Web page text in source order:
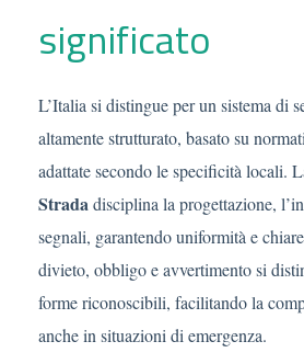
significato
L’Italia si distingue per un sistema di
altamente strutturato, basato su
adattate secondo le specificità locali.
Stradadisciplina la progettazione,
segnali, garantendo uniformità e
divieto, obbligo e avvertimento si
forme riconoscibili, facilitando la
anche in situazioni di emergenza.